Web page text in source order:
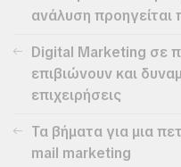
ανάλυση
Digital Marketing σε
επιβιώνουν και
επιχειρήσεις
Τα βήματα για μια
mail marketing